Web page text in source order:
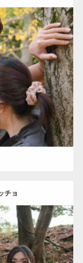
マッチョ) 大胸筋 肩 腹
チョ
フリー素材メンバーが
び」にてマッスルプ
「ONE MORNING」